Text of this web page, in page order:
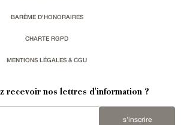
BARÈME D'HONORAIRES
CHARTE RGPD
MENTIONS LÉGALES & CGU
recevoir nos lettres d'information ?
s'inscrire